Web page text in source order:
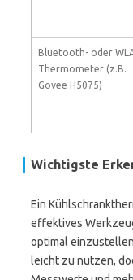
Bluetooth- oder
Thermometer (z.B.
Govee H5075)
Wichtigste
Ein
effektives
optimal
leicht zu nutzen,